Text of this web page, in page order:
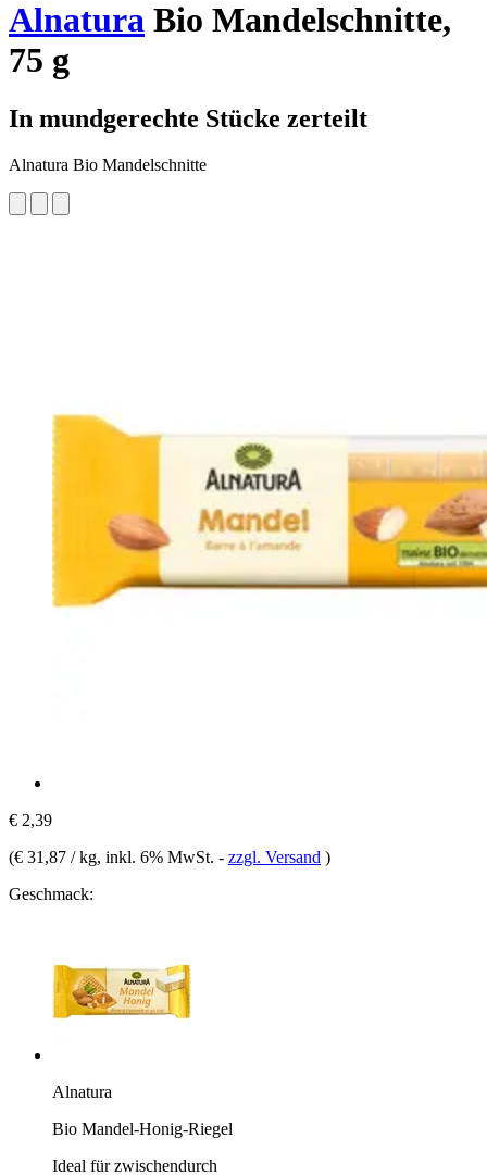
Alnatura Bio Mandelschnitte,
75 g
In mundgerechte Stücke zerteilt
Alnatura Bio Mandelschnitte
€ 2,39
(€ 31,87 / kg, inkl. 6% MwSt. - zzgl. Versand )
Geschmack:
Alnatura
Bio Mandel-Honig-Riegel
Ideal für zwischendurch